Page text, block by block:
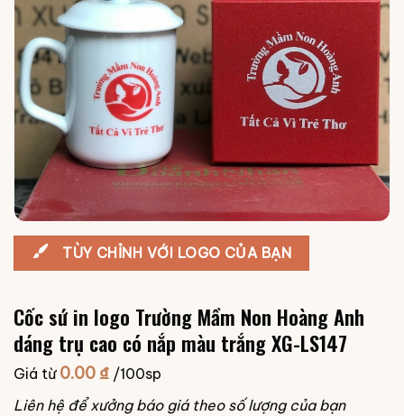
TÙY CHỈNH VỚI LOGO CỦA BẠN
Cốc sứ in logo Trường Mầm Non Hoàng Anh
dáng trụ cao có nắp màu trắng XG-LS147
Giá từ 0.00₫ /100sp
Liên hệ để xưởng báo giá theo số lượng của bạn